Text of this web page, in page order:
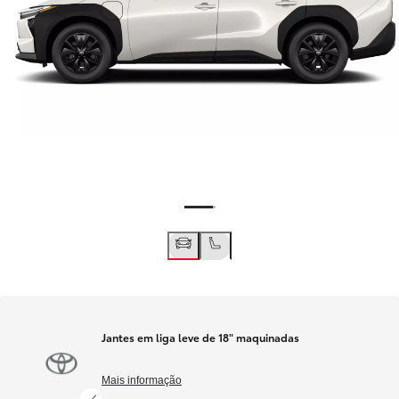
Jantes em liga leve de 18" maquinadas
Mais informação